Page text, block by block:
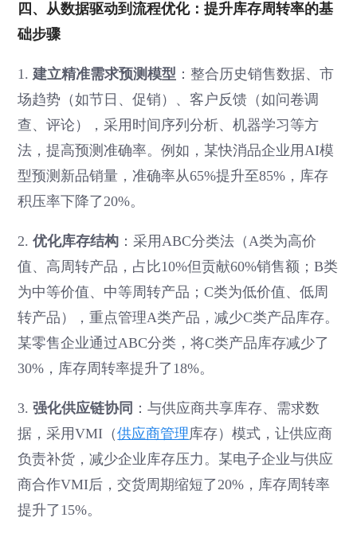
四、从数据驱动到流程优化：提升库存周转率的基
础步骤
1.建立精准需求预测模型 ：整合历史销售数据、市
场趋势（如节日、促销）、客户反馈（如问卷调
查、评论），采用时间序列分析、机器学习等方
法，提高预测准确率。例如，某快消品企业用AI模
型预测新品销量，准确率从65%提升至85%，库存
积压率下降了20%。
2.优化库存结构 ：采用ABC分类法（A类为高价
值、高周转产品，占比10%但贡献60%销售额；B类
为中等价值、中等周转产品；C类为低价值、低周
转产品），重点管理A类产品，减少C类产品库存。
某零售企业通过ABC分类，将C类产品库存减少了
30%，库存周转率提升了18%。
3.强化供应链协同 ：与供应商共享库存、需求数
据，采用VMI（供应商管理库存）模式，让供应商
负责补货，减少企业库存压力。某电子企业与供应
商合作VMI后，交货周期缩短了20%，库存周转率
提升了15%。